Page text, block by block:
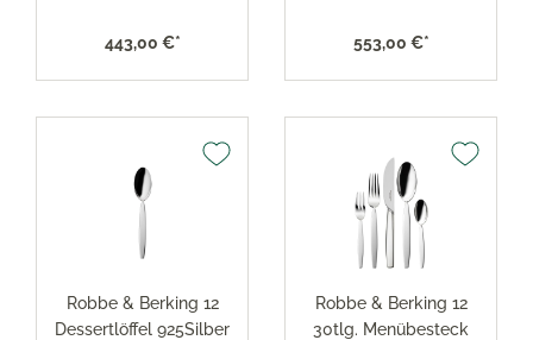
443,00 €* 553,00 €*
Robbe & Berking 12
Dessertlöffel 925Silber
Robbe & Berking 12
30tlg. Menübesteck